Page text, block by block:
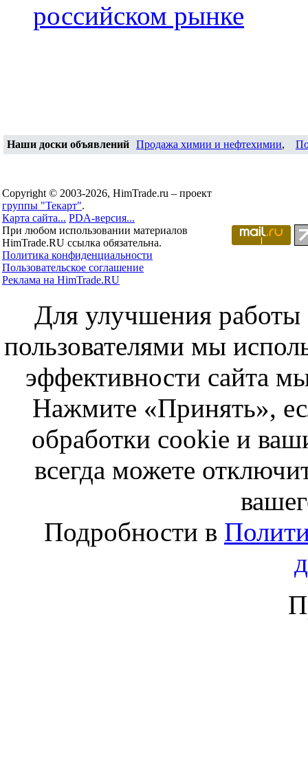
российском рынке
Наши доски объявлений Продажа химии и нефтехимии,
Copyright © 2003-2026, HimTrade.ru – проект
группы "Текарт".
Карта сайта... PDA-версия...
При любом использовании материалов
HimTrade.RU ссылка обязательна.
Политика конфиденциальности
Пользовательское соглашение
Реклама на HimTrade.RU
Для улучшения работы
пользователями мы
эффективности сайта
Нажмите «Принять»,
обработки cookie и
всегда можете
Подробности в